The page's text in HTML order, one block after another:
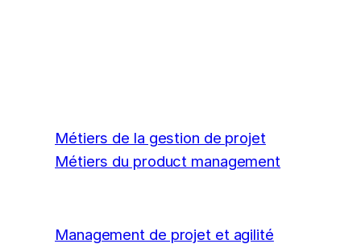
Métiers de la gestion de projet
Métiers du product management
Management de projet et agilité